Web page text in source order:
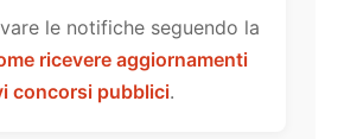
le notifiche seguendo la
ricevere aggiornamenti
concorsi pubblici.